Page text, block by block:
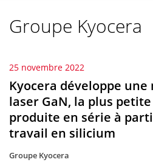
Groupe Kyocera
25 novembre 2022
Kyocera développe une
laser GaN, la plus
produite en série à
travail en silicium
Groupe Kyocera